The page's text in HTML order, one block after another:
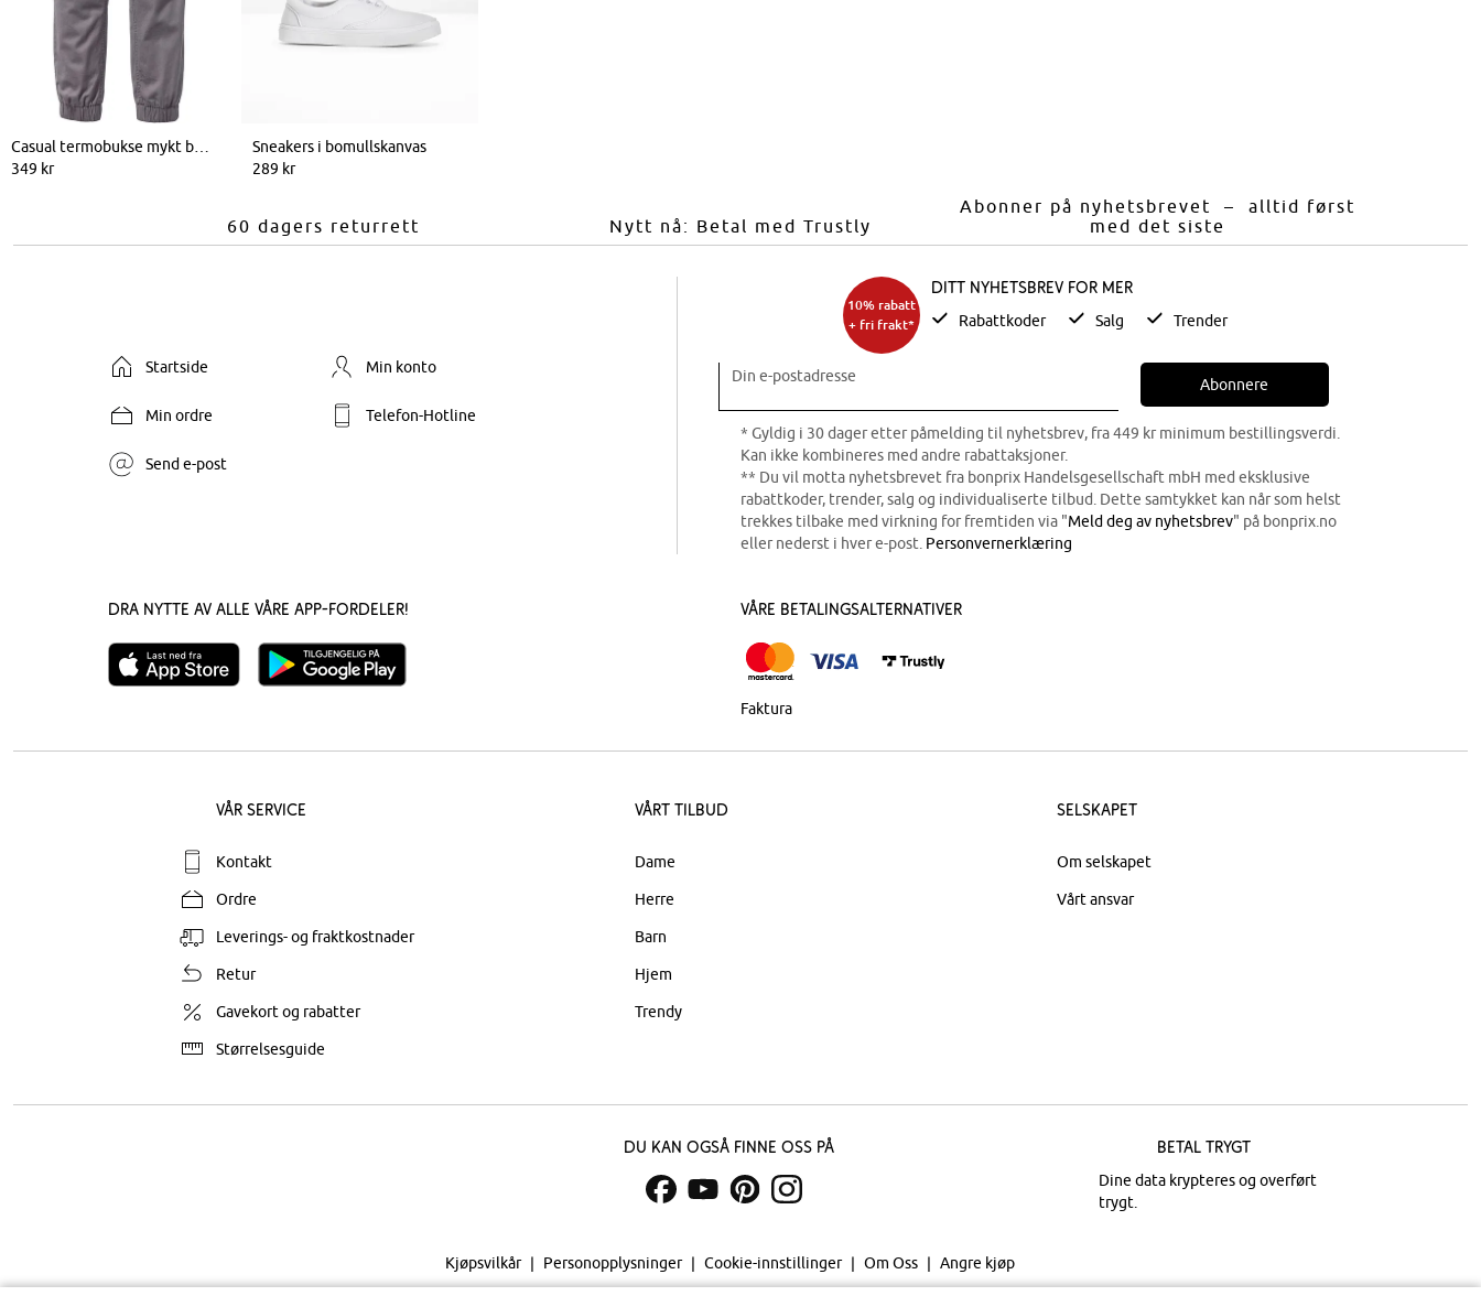
349 kr
Sneakers i bomullskanvas
289 kr
60 dagers returrett Nytt nå: Betal med Trustly
Abonner på nyhetsbrevet – alltid først
med det siste
Startside Min konto
Min ordre Telefon-Hotline
Send e-post
10% rabatt
+ fri frakt*
Ditt nyhetsbrev for mer
Rabattkoder Salg Trender
Din e-postadresse Abonnere
* Gyldig i 30 dager etter påmelding til nyhetsbrev, fra 449 kr minimum bestillingsverdi.
Kan ikke kombineres med andre rabattaksjoner.
** Du vil motta nyhetsbrevet fra bonprix Handelsgesellschaft mbH med eksklusive
rabattkoder, trender, salg og individualiserte tilbud. Dette samtykket kan når som helst
trekkes tilbake med virkning for fremtiden via "Meld deg av nyhetsbrev" på bonprix.no
eller nederst i hver e-post. Personvernerklæring
Dra nytte av alle våre app-fordeler! Våre betalingsalternativer
Faktura
Vår service
Kontakt
Ordre
Leverings- og fraktkostnader
Retur
Gavekort og rabatter
Størrelsesguide
Vårt tilbud
Dame
Herre
Barn
Hjem
Trendy
Selskapet
Om selskapet
Vårt ansvar
Du kan også finne oss på Betal trygt
Dine data krypteres og overført
trygt.
Kjøpsvilkår Personopplysninger Cookie-innstillinger Om Oss Angre kjøp